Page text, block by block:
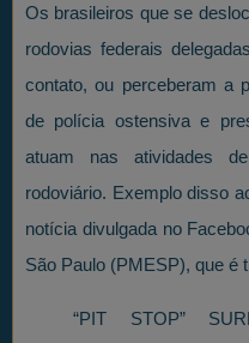
Os brasileiros que se
rodovias federais
contato, ou perceberam a
de polícia ostensiva e
atuam nas atividades
rodoviário. Exemplo disso
notícia divulgada no
São Paulo (PMESP), que é
“PIT STOP”